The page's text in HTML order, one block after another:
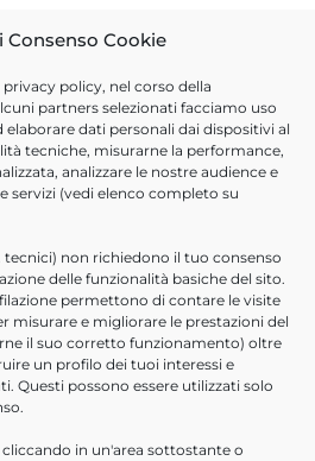
Consenso Cookie
privacy policy, nel corso della
partners selezionati facciamo uso
dati personali dai dispositivi al
tecniche, misurarne la performance,
analizzare le nostre audience e
servizi (vedi elenco completo su
non richiedono il tuo consenso
delle funzionalità basiche del sito.
permettono di contare le visite
misurare e migliorare le prestazioni del
il suo corretto funzionamento) oltre
un profilo dei tuoi interessi e
Questi possono essere utilizzati solo
in un'area sottostante o